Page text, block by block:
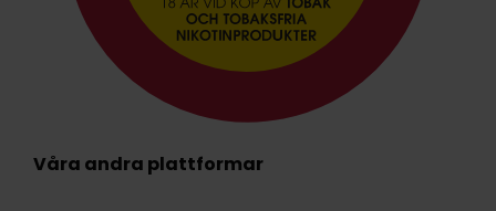
Våra andra plattformar